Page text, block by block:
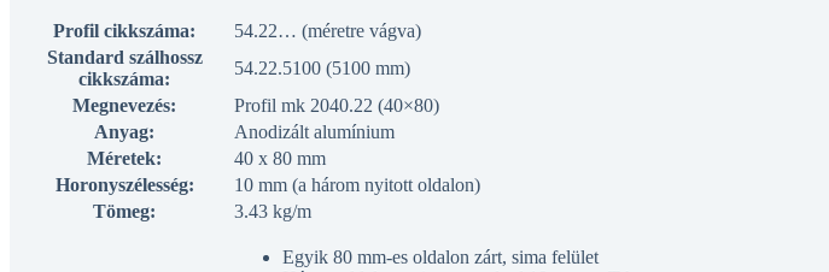
Profil cikkszáma:
54.22… (méretre vágva)
Standard szálhossz
cikkszáma:
54.22.5100 (5100 mm)
Megnevezés:
Profil mk 2040.22 (40×80)
Anyag:
Anodizált alumínium
Méretek:
40 x 80 mm
Horonyszélesség:
10 mm (a három nyitott oldalon)
Tömeg:
3.43 kg/m
Egyik 80 mm-es oldalon zárt, sima felület